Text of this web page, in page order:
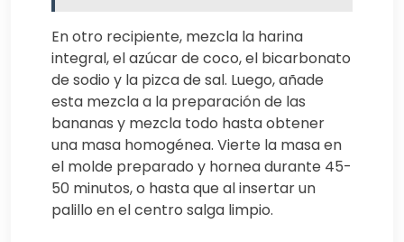
En otro recipiente, mezcla la harina
integral, el azúcar de coco, el bicarbonato
de sodio y la pizca de sal. Luego, añade
esta mezcla a la preparación de las
bananas y mezcla todo hasta obtener
una masa homogénea. Vierte la masa en
el molde preparado y hornea durante 45-
50 minutos, o hasta que al insertar un
palillo en el centro salga limpio.